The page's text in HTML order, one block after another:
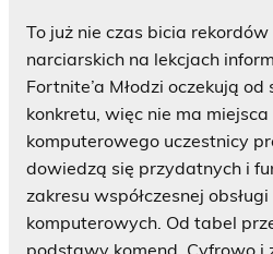
To już nie czas bicia
narciarskich na lekcjach
Fortnite’a Młodzi oczekują
konkretu, więc nie ma
komputerowego uczestnicy
dowiedzą się przydatnych i
zakresu współczesnej
komputerowych. Od tabel
podstawy komend. Cyfrowo i